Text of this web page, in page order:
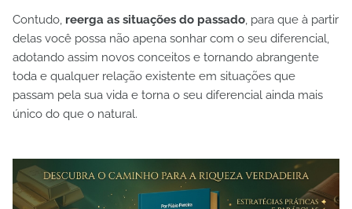
Contudo, reerga as situações do passado, para que à partir
delas você possa não apena sonhar com o seu diferencial,
adotando assim novos conceitos e tornando abrangente
toda e qualquer relação existente em situações que
passam pela sua vida e torna o seu diferencial ainda mais
único do que o natural.